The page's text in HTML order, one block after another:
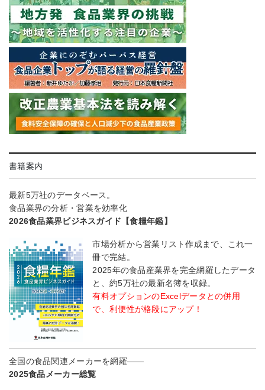
書籍案内
最新5万社のデータベース。
食品業界の分析・営業を効率化
2026食品業界ビジネスガイド【食糧年鑑】
市場分析から営業リスト作成まで、これ一
冊で完結。
2025年の食品産業界を完全網羅したデータ
と、約5万社の最新名簿を収録。
有料オプションのExcelデータとの併用
で、利便性が格段にアップ！
全国の食品関連メーカーを網羅――
2025食品メーカー総覧